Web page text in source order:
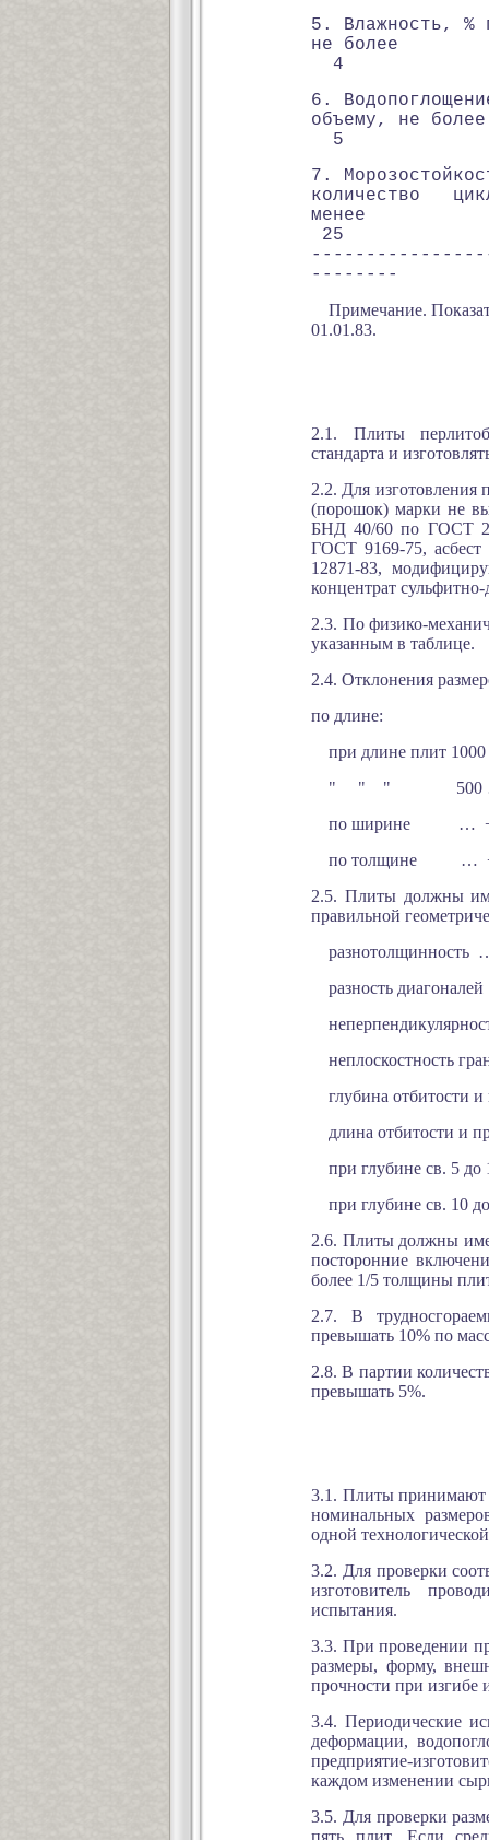
5. Влажность, %
не
4
6.
5
7.
количество
25
--------
Примечание.
01.01.83.
2.1. Плиты
стандарта и
2.2. Для изготовления
(порошок) марки не
БНД 40/60 по ГОСТ
ГОСТ 9169-75,
12871-83,
концентрат
2.3. По физико-
указанным в таблице.
2.4. Отклонения
по длине:
при длине плит
" " " 500 …
по ширине …
по толщине … +
2.5. Плиты должны
правильной
разнотолщинность
разность
неплоскостность
глубина отбитости
длина отбитости и
при глубине св. 5
при глубине св. 10
2.6. Плиты должны
посторонние
более 1/5 толщины
2.7. В
превышать 10% по
2.8. В партии
превышать 5%.
3.1. Плиты принимают
номинальных
одной
3.2. Для проверки
изготовитель
испытания.
3.3. При проведении
размеры, форму,
прочности при изгибе
3.4. Периодические
деформации,
предприятие-
каждом изменении
3.5. Для проверки
пять плит. Если